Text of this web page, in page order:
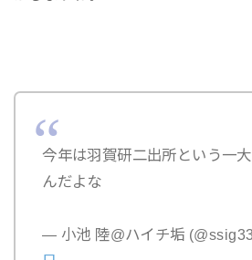
今年は羽賀研二出所という一
んだよな
— 小池 陸@ハイチ垢